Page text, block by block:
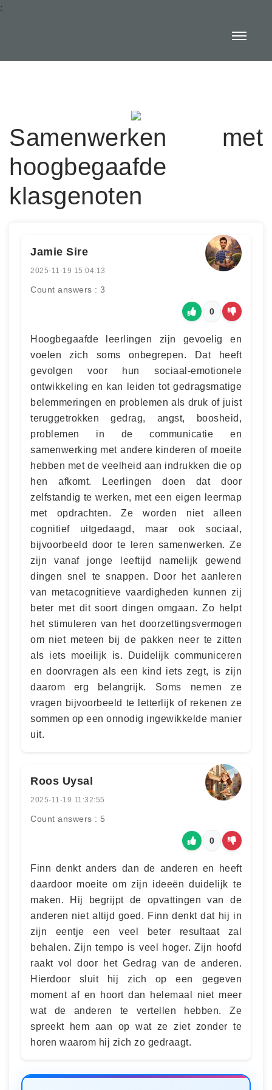
:
Samenwerken met
hoogbegaafde
klasgenoten
Jamie Sire
2025-11-19 15:04:13
Count answers : 3
0
Hoogbegaafde leerlingen zijn gevoelig en
voelen zich soms onbegrepen. Dat heeft
gevolgen voor hun sociaal-emotionele
ontwikkeling en kan leiden tot gedragsmatige
belemmeringen en problemen als druk of juist
teruggetrokken gedrag, angst, boosheid,
problemen in de communicatie en
samenwerking met andere kinderen of moeite
hebben met de veelheid aan indrukken die op
hen afkomt. Leerlingen doen dat door
zelfstandig te werken, met een eigen leermap
met opdrachten. Ze worden niet alleen
cognitief uitgedaagd, maar ook sociaal,
bijvoorbeeld door te leren samenwerken. Ze
zijn vanaf jonge leeftijd namelijk gewend
dingen snel te snappen. Door het aanleren
van metacognitieve vaardigheden kunnen zij
beter met dit soort dingen omgaan. Zo helpt
het stimuleren van het doorzettingsvermogen
om niet meteen bij de pakken neer te zitten
als iets moeilijk is. Duidelijk communiceren
en doorvragen als een kind iets zegt, is zijn
daarom erg belangrijk. Soms nemen ze
vragen bijvoorbeeld te letterlijk of rekenen ze
sommen op een onnodig ingewikkelde manier
uit.
Roos Uysal
2025-11-19 11:32:55
Count answers : 5
0
Finn denkt anders dan de anderen en heeft
daardoor moeite om zijn ideeën duidelijk te
maken. Hij begrijpt de opvattingen van de
anderen niet altijd goed. Finn denkt dat hij in
zijn eentje een veel beter resultaat zal
behalen. Zijn tempo is veel hoger. Zijn hoofd
raakt vol door het Gedrag van de anderen.
Hierdoor sluit hij zich op een gegeven
moment af en hoort dan helemaal niet meer
wat de anderen te vertellen hebben. Ze
spreekt hem aan op wat ze ziet zonder te
horen waarom hij zich zo gedraagt.